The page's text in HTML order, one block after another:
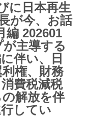
に日本再生
が今、お話
編 202601
が主導する
伴い、日
権、財務
費税減税
解放を伴
してい